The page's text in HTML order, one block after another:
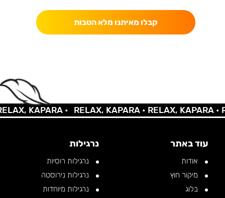
קבלו מאיתנו מלא הטבות
KAPARA • RELAX, KAPARA •RELAX, KAPARA •
עוד באתר
אודות
מיקור חוץ
בלוג
נרגילות
נרגילות רוסיות
נרגילות נירוסטה
נרגילות מיוחדות